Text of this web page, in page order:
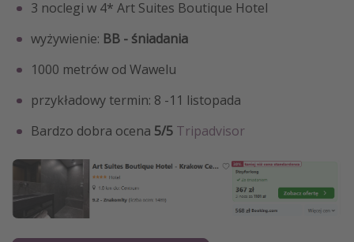
3 noclegi w 4* Art Suites Boutique Hotel
wyżywienie: BB - śniadania
1000 metrów od Wawelu
przykładowy termin: 8 -11 listopada
Bardzo dobra ocena 5/5 Tripadvisor